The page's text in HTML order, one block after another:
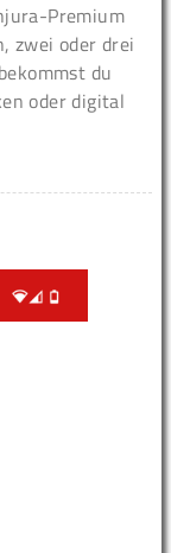
Premium
zwei oder drei
du
oder digital